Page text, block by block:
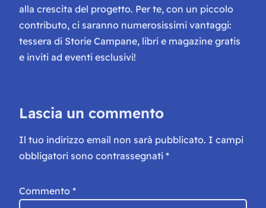
alla crescita del progetto. Per te, con un piccolo
contributo, ci saranno numerosissimi vantaggi:
tessera di Storie Campane, libri e magazine gratis
e inviti ad eventi esclusivi!
Lascia un commento
Il tuo indirizzo email non sarà pubblicato. I campi
obbligatori sono contrassegnati *
Commento *